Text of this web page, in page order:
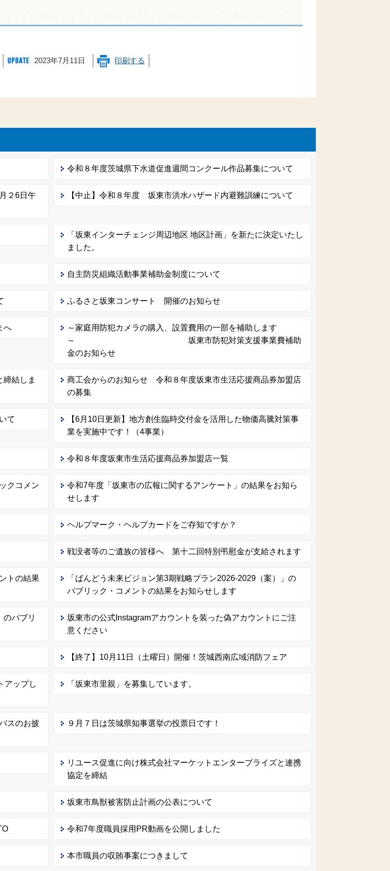
2023年7月11日 印刷する
令和８年度茨城県下水道促進週間コンクール作品募集について
２6日午
【中止】令和８年度 坂東市洪水ハザード内避難訓練について
「坂東インターチェンジ周辺地区 地区計画」を新たに決定いたし
ました。
自主防災組織活動事業補助金制度について
ふるさと坂東コンサート 開催のお知らせ
へ
～家庭用防犯カメラの購入、設置費用の一部を補助します
～ 坂東市防犯対策支援事業費補助
金のお知らせ
締結しま
商工会からのお知らせ 令和８年度坂東市生活応援商品券加盟店
の募集
て
【6月10日更新】地方創生臨時交付金を活用した物価高騰対策事
業を実施中です！（4事業）
令和８年度坂東市生活応援商品券加盟店一覧
クコメン
令和7年度「坂東市の広報に関するアンケート」の結果をお知ら
せします
ヘルプマーク・ヘルプカードをご存知ですか？
戦没者等のご遺族の皆様へ 第十二回特別弔慰金が支給されます
トの結果
「ばんどう未来ビジョン第3期戦略プラン2026-2029（案）」の
パブリック・コメントの結果をお知らせします
パブリ
坂東市の公式Instagramアカウントを装った偽アカウントにご注
意ください
【終了】10月11日（土曜日）開催！茨城西南広域消防フェア
アップし
「坂東市里親」を募集しています。
スのお披
９月７日は茨城県知事選挙の投票日です！
リユース促進に向け株式会社マーケットエンタープライズと連携
協定を締結
坂東市鳥獣被害防止計画の公表について
令和7年度職員採用PR動画を公開しました
本市職員の収賄事案につきまして